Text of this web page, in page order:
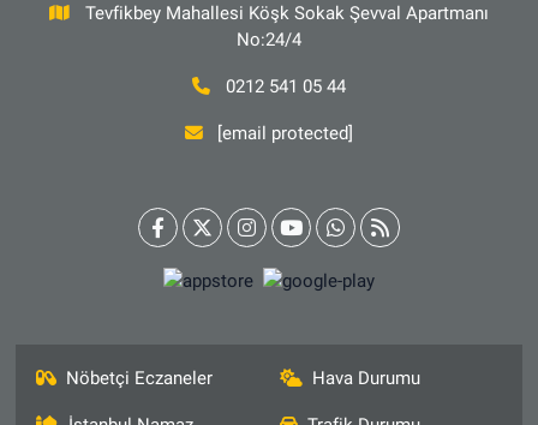
Tevfikbey Mahallesi Köşk Sokak Şevval Apartmanı
No:24/4
0212 541 05 44
[email protected]
Nöbetçi Eczaneler Hava Durumu